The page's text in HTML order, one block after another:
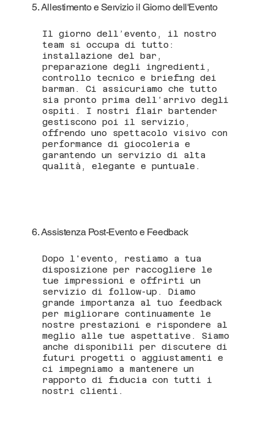
5. Allestimento e Servizio il Giorno dell'Evento
Il giorno dell’evento, il nostro
team si occupa di tutto:
installazione del bar,
preparazione degli ingredienti,
controllo tecnico e briefing dei
barman. Ci assicuriamo che tutto
sia pronto prima dell’arrivo degli
ospiti. I nostri flair bartender
gestiscono poi il servizio,
offrendo uno spettacolo visivo con
performance di giocoleria e
garantendo un servizio di alta
qualità, elegante e puntuale.
6. Assistenza Post-Evento e Feedback
Dopo l'evento, restiamo a tua
disposizione per raccogliere le
tue impressioni e offrirti un
servizio di follow-up. Diamo
grande importanza al tuo feedback
per migliorare continuamente le
nostre prestazioni e rispondere al
meglio alle tue aspettative. Siamo
anche disponibili per discutere di
futuri progetti o aggiustamenti e
ci impegniamo a mantenere un
rapporto di fiducia con tutti i
nostri clienti.